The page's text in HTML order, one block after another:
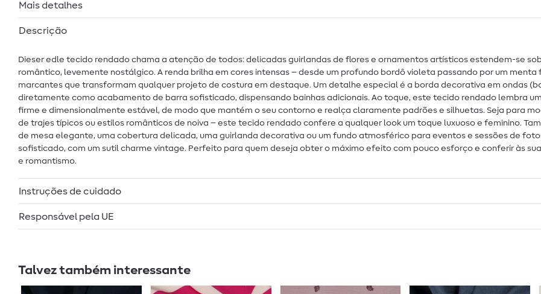
Mais detalhes
Descrição
Dieser edle tecido rendado chama a atenção de todos: delicadas guirlandas de flores e ornamentos artísticos estendem-se
romântico, levemente nostálgico. A renda brilha em cores intensas – desde um profundo bordô violeta passando por um
marcantes que transformam qualquer projeto de costura em destaque. Um detalhe especial é a borda decorativa em ondas
diretamente como acabamento de barra sofisticado, dispensando bainhas adicionais. Ao toque, este tecido rendado lembra um
firme e dimensionalmente estável, de modo que mantém o seu contorno e realça claramente padrões e silhuetas. Seja para
de trajes típicos ou estilos românticos de noiva – este tecido rendado confere a qualquer look um toque luxuoso e feminino.
de mesa elegante, uma cobertura delicada, uma guirlanda decorativa ou um fundo atmosférico para eventos e sessões de
sofisticado, com um sutil charme vintage. Perfeito para quem deseja obter o máximo efeito com pouco esforço e conferir às
e romantismo.
Instruções de cuidado
Responsável pela UE
Talvez também interessante